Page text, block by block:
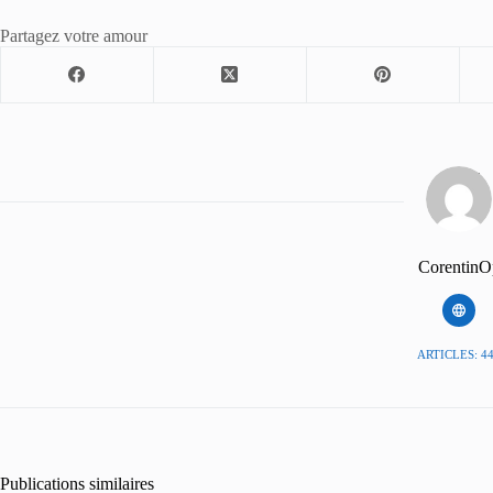
Partagez votre amour
ARTICLES:
Publications similaires